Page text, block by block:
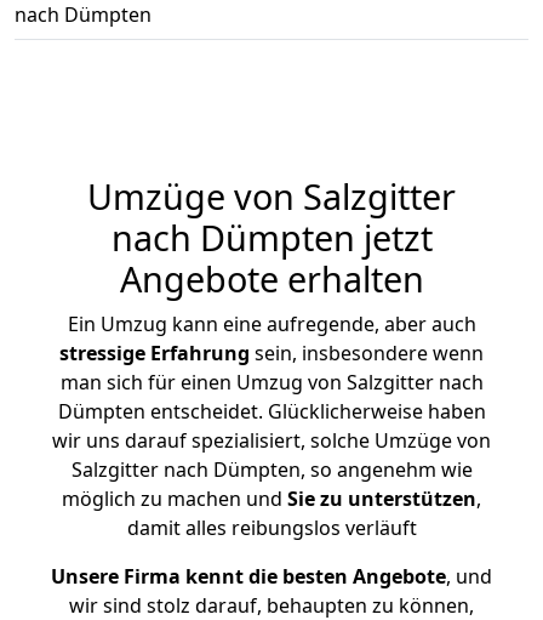
nach Dümpten
Umzüge von Salzgitter
nach Dümpten jetzt
Angebote erhalten
Ein Umzug kann eine aufregende, aber auch
stressige Erfahrung sein, insbesondere wenn
man sich für einen Umzug von Salzgitter nach
Dümpten entscheidet. Glücklicherweise haben
wir uns darauf spezialisiert, solche Umzüge von
Salzgitter nach Dümpten, so angenehm wie
möglich zu machen und Sie zu unterstützen,
damit alles reibungslos verläuft
Unsere Firma kennt die besten Angebote, und
wir sind stolz darauf, behaupten zu können,